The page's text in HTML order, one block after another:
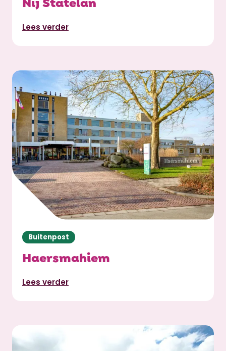
Lees verder
Buitenpost
Haersmahiem
Lees verder